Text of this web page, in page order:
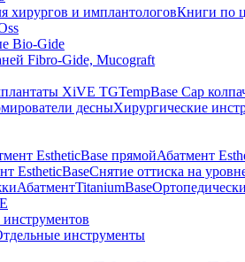
хирургов и имплантологовКниги по
Bio-Gide
Fibro-Gide, Mucograft
XiVE TGTempBase Cap
десныХирургические
EstheticBase прямойАбатмент
EstheticBaseСнятие оттиска на
АбатментTitaniumBase
инструменты